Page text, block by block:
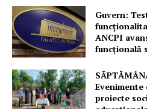
Guvern:
ANCPI
funcțională
proiecte